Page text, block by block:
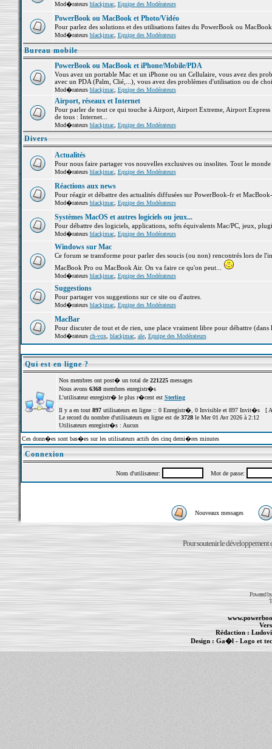
Mod�rateurs blackjmac, Equipe des Modérateurs
PowerBook ou MacBook et Photo/Vidéo
Pour parlez des solutions et des utilisations faites du PowerBook ou
Mod�rateurs blackjmac, Equipe des Modérateurs
Bureau mobile
PowerBook ou MacBook et iPhone/Mobile/PDA
Vous avez un portable Mac et un iPhone ou un Cellulaire, vous avez des
avec un PDA (Palm, Clié,...), vous avez des problèmes d'utilisation ou de
Mod�rateurs blackjmac, Equipe des Modérateurs
Airport, réseaux et Internet
Pour parler de tout ce qui touche à Airport, Airport Extreme, Airport
de tous : Internet...
Mod�rateurs blackjmac, Equipe des Modérateurs
Divers
Actualités
Pour nous faire partager vos nouvelles exclusives ou insolites. Tout le
Mod�rateurs blackjmac, Equipe des Modérateurs
Réactions aux news
Pour réagir et débattre des actualités diffusées sur PowerBook-fr et
Mod�rateurs blackjmac, Equipe des Modérateurs
Systèmes MacOS et autres logiciels ou jeux...
Pour débattre des logiciels, applications, softs équivalents Mac/PC, jeux,
Mod�rateurs blackjmac, Equipe des Modérateurs
Windows sur Mac
Ce forum se transforme pour parler des soucis (ou non) rencontrés lors de
MacBook Pro ou MacBook Air. On va faire ce qu'on peut...
Mod�rateurs blackjmac, Equipe des Modérateurs
Suggestions
Pour partager vos suggestions sur ce site ou d'autres.
Mod�rateurs blackjmac, Equipe des Modérateurs
MacBar
Pour discuter de tout et de rien, une place vraiment libre pour débattre (dans
Mod�rateurs ch-vox, blackjmac, ale, Equipe des Modérateurs
Qui est en ligne ?
Nos membres ont post� un total de 221225messages
Nous avons 6368membres enregistr�s
L'utilisateur enregistr� le plus r�cent est Sterling
Il y a en tout 897utilisateurs en ligne :: 0 Enregistr�, 0 Invisible et 897 Invit�s [
Le record du nombre d'utilisateurs en ligne est de 3728le Mer 01 Avr 2026 à 2:12
Utilisateurs enregistr�s : Aucun
Ces donn�es sont bas�es sur les utilisateurs actifs des cinq derni�res minutes
Connexion
Nom d'utilisateur: Mot de passe:
Nouveaux messages
Pour soutenir le développement
Powered
Rédaction :
Design : Ga�l- Logo et